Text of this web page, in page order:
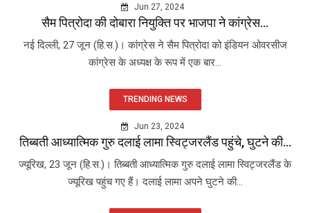
Jun 27, 2024
सैम पित्रोदा की दोबारा नियुक्ति पर भाजपा ने कांग्रेस...
नई दिल्ली, 27 जून (हि.स.)। कांग्रेस ने सैम पित्रोदा को इंडियन ओवरसीज
कांग्रेस के अध्यक्ष के रूप में एक बार...
TRENDING NEWS
Jun 23, 2024
तिब्बती आध्यात्मिक गुरु दलाई लामा स्विट्जरलैंड पहुंचे, घुटने की...
ज्यूरिख, 23 जून (हि.स.)। तिब्बती आध्यात्मिक गुरु दलाई लामा स्विट्जरलैंड के
ज्यूरिख पहुंच गए हैं। दलाई लामा अपने घुटने की...